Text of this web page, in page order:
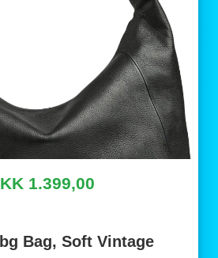
1.399,00
Bag, Soft Vintage